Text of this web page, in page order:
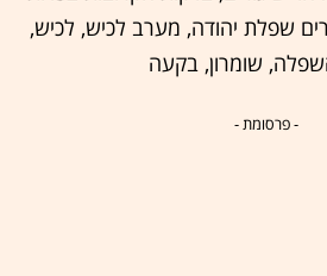
שפלת יהודה, מערב לכיש, לכיש,
השפלה, שומרון, בקעה
- פרסומת -